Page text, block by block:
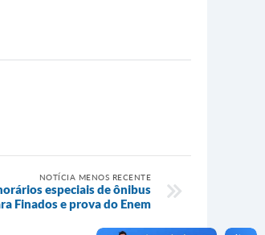
NOTÍCIA MENOS RECENTE
especiais de ônibus
Finados e prova do Enem